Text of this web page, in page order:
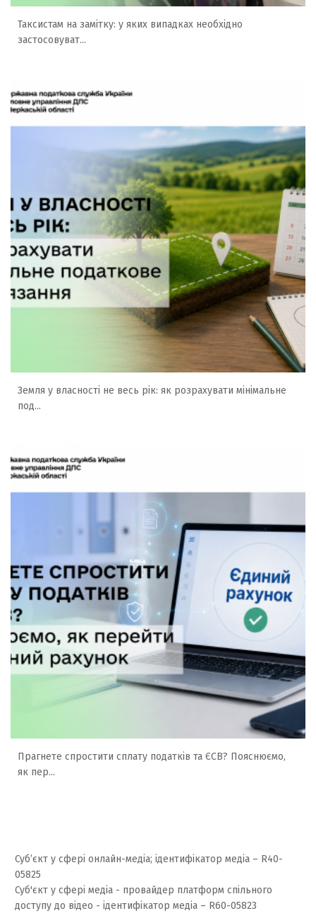
Таксистам на замітку: у яких випадках необхідно
застосовуват...
Земля у власності не весь рік: як розрахувати мінімальне
под...
Прагнете спростити сплату податків та ЄСВ? Пояснюємо,
як пер...
Суб’єкт у сфері онлайн-медіа; ідентифікатор медіа – R40-
05825
Суб'єкт у сфері медіа - провайдер платформ спільного
доступу до відео - ідентифікатор медіа – R60-05823